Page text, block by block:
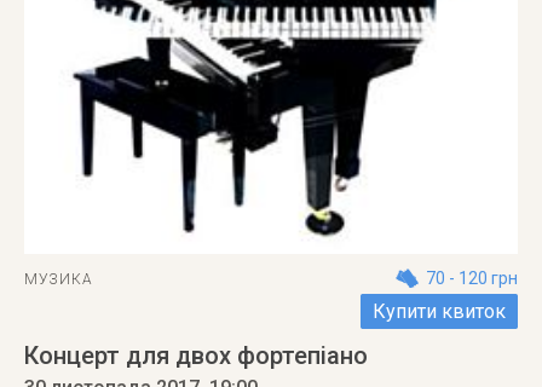
МУЗИКА 70 - 120 грн
Купити квиток
Концерт для двох фортепіано